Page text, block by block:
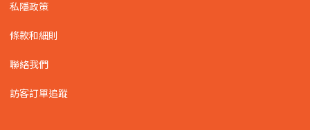
私隱政策
條款和細則
聯絡我們
訪客訂單追蹤